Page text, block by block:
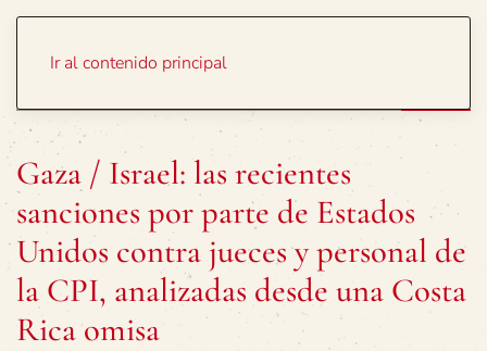
Ir al contenido principal
Gaza / Israel: las recientes
sanciones por parte de Estados
Unidos contra jueces y personal de
la CPI, analizadas desde una Costa
Rica omisa